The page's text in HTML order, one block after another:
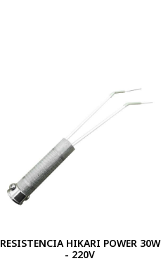
RESISTENCIA HIKARI POWER 30W
- 220V